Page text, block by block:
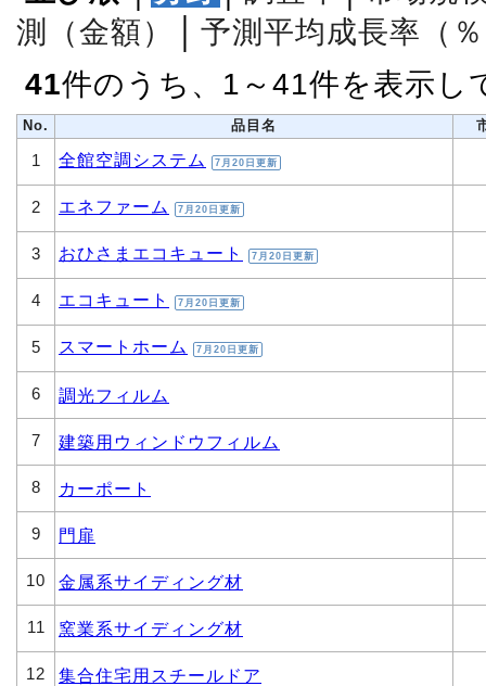
測（金額）
予測平均成長率（
41件のうち、1～41件を表示し
No. 品目名
1 全館空調システム 7月20日更新
2 エネファーム 7月20日更新
3 おひさまエコキュート 7月20日更新
4 エコキュート 7月20日更新
5 スマートホーム 7月20日更新
6 調光フィルム
7 建築用ウィンドウフィルム
8 カーポート
9 門扉
10 金属系サイディング材
11 窯業系サイディング材
12 集合住宅用スチールドア